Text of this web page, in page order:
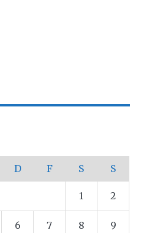
D F S S
1 2
6 7 8 9